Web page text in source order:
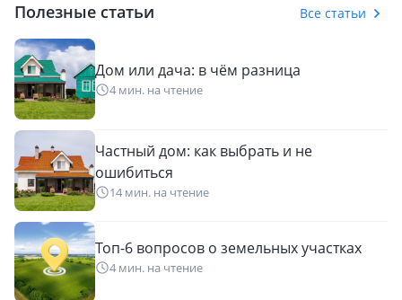
Полезные статьи Все статьи
Дом или дача: в чём разница
4 мин. на чтение
Частный дом: как выбрать и не
ошибиться
14 мин. на чтение
Топ-6 вопросов о земельных участках
4 мин. на чтение